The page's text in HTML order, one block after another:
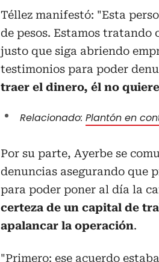
Téllez manifestó: "Esta
de pesos. Estamos tratando
justo que siga abriendo
testimonios para poder
traer el dinero, él no
Relacionado: Plantón en
Por su parte, Ayerbe se
denuncias asegurando que
para poder poner al día la
certeza de un capital de
apalancar la operación.
"Primero: ese acuerdo